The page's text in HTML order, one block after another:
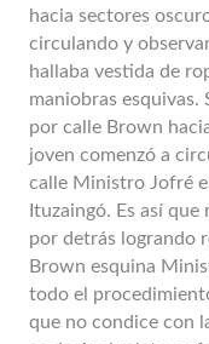
hacia sectores
circulando y
hallaba vestida de
maniobras esquivas.
por calle Brown
joven comenzó a
calle Ministro Jofré
Ituzaingó. Es así
por detrás logrando
Brown esquina
todo el
que no condice con